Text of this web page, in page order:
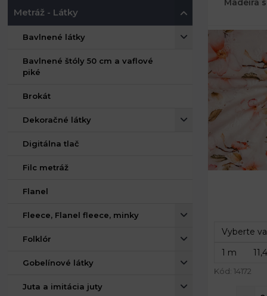
Metráž - Látky
Bavlnené látky
Bavlnené štóly 50 cm a vaflové
piké
Brokát
Dekoračné látky
Digitálna tlač
Filc metráž
Flanel
Fleece, Flanel fleece, minky
Folklór
Gobelínové látky
Juta a imitácia juty
Madeira
Kód: 14172